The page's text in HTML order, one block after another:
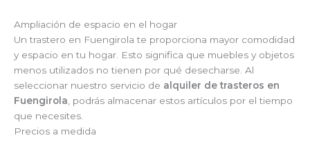
Ampliación de espacio en el hogar
Un trastero en Fuengirola te proporciona mayor comodidad
y espacio en tu hogar. Esto significa que muebles y objetos
menos utilizados no tienen por qué desecharse. Al
seleccionar nuestro servicio de alquiler de trasteros en
Fuengirola , podrás almacenar estos artículos por el tiempo
que necesites.
Precios a medida